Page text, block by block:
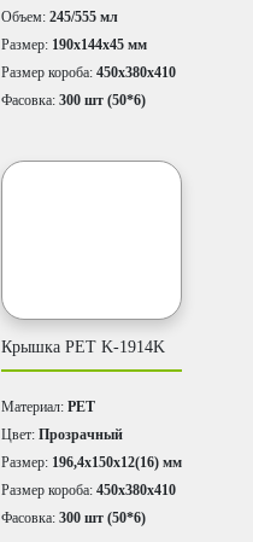
Объем: 245/555 мл
Размер: 190х144х45 мм
Размер короба: 450х380х410
Фасовка: 300 шт (50*6)
Крышка PET K-1914K
Материал: PET
Цвет: Прозрачный
Размер: 196,4х150х12(16) мм
Размер короба: 450х380х410
Фасовка: 300 шт (50*6)